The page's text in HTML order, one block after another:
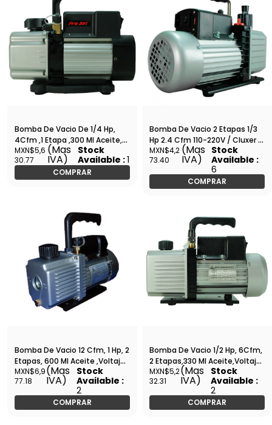
Bomba De Vacio De 1/4 Hp,
4Cfm ,1 Etapa ,300 Ml Aceite,
Voltaje 115 , 60Hz, 3440 Rpm -
VPC4SU
MXN$5,6
30.77
(Mas
IVA)
Stock
Available :1
COMPRAR
Bomba De Vacio 2 Etapas 1/3
Hp 2.4 Cfm 110-220V / Cluxer -
CXBVAIT2B
MXN$4,2
73.40
(Mas
IVA)
Stock
Available :
6
COMPRAR
Bomba De Vacio 12 Cfm, 1 Hp, 2
Etapas, 600 Ml Aceite ,Voltaje
127, 7.5 Amperes, Barreto -
AIT-255-V
MXN$6,9
77.18
(Mas
IVA)
Stock
Available :
2
COMPRAR
Bomba De Vacio 1/2 Hp, 6Cfm,
2 Etapas,330 Ml Aceite,Voltaje
127, 7.5 Amperes - AIT-260
MXN$5,2
32.31
(Mas
IVA)
Stock
Available :
2
COMPRAR